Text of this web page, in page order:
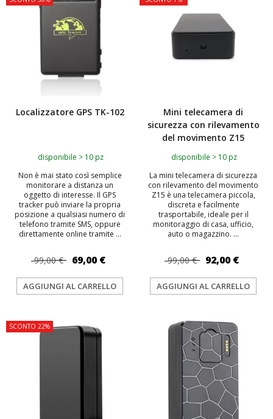
Localizzatore GPS TK-102
disponibile > 10 pz
Non è mai stato così semplice
monitorare a distanza un
oggetto di interesse. Il GPS
tracker può inviare la propria
posizione a qualsiasi numero di
telefono tramite SMS, oppure
direttamente online tramite ...
99,00 € 69,00 €
AGGIUNGI AL CARRELLO
Mini telecamera di
sicurezza con rilevamento
del movimento Z15
disponibile > 10 pz
La mini telecamera di sicurezza
con rilevamento del movimento
Z15 è una telecamera piccola,
discreta e facilmente
trasportabile, ideale per il
monitoraggio di casa, ufficio,
auto o magazzino. ...
99,00 € 92,00 €
AGGIUNGI AL CARRELLO
SCONTO 22%